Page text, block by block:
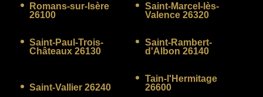
Romans-sur-Isère
26100
Saint-Marcel-lès-
Valence 26320
Saint-Paul-Trois-
Châteaux 26130
Saint-Rambert-
d'Albon 26140
Saint-Vallier 26240
Tain-l'Hermitage
26600